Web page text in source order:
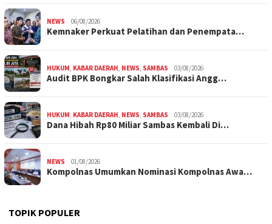
NEWS 06/08/2026
Kemnaker Perkuat Pelatihan dan Penempata…
HUKUM, KABAR DAERAH, NEWS, SAMBAS 03/08/2026
Audit BPK Bongkar Salah Klasifikasi Angg…
HUKUM, KABAR DAERAH, NEWS, SAMBAS 03/08/2026
Dana Hibah Rp80 Miliar Sambas Kembali Di…
NEWS 01/08/2026
Kompolnas Umumkan Nominasi Kompolnas Awa…
TOPIK POPULER